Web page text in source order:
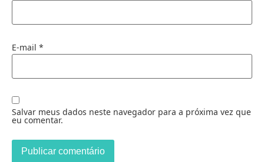
E-mail *
Salvar meus dados neste navegador para a próxima vez que
eu comentar.